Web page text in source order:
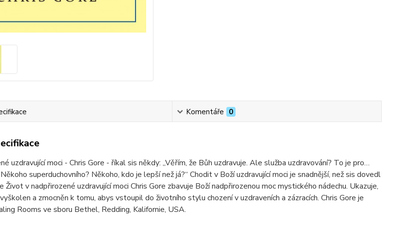
Komentáře 0
uzdravující moci - Chris Gore - říkal sis někdy: „Věřím, že Bůh uzdravuje. Ale služba uzdravování? To je pro…
superduchovního? Někoho, kdo je lepší než já?“ Chodit v Boží uzdravující moci je snadnější, než sis dovedl
v nadpřirozené uzdravující moci Chris Gore zbavuje Boží nadpřirozenou moc mystického nádechu. Ukazuje,
a zmocněn k tomu, abys vstoupil do životního stylu chození v uzdraveních a zázracích. Chris Gore je
Rooms ve sboru Bethel, Redding, Kalifornie, USA.